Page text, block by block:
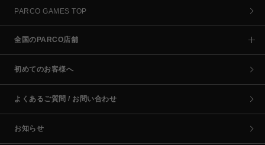
PARCO GAMES TOP
全国のPARCO店舗
初めてのお客様へ
よくあるご質問 / お問い合わせ
お知らせ